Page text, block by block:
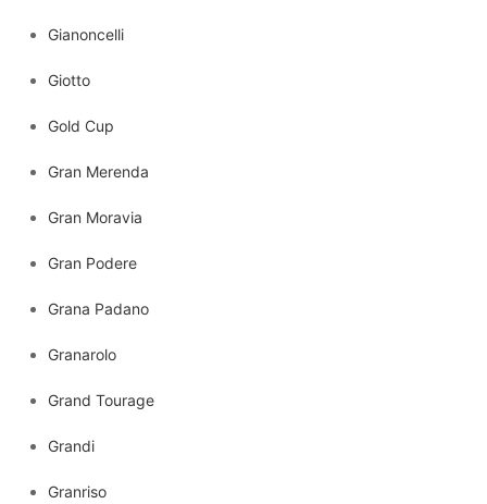
Gianoncelli
Giotto
Gold Cup
Gran Merenda
Gran Moravia
Gran Podere
Grana Padano
Granarolo
Grand Tourage
Grandi
Granriso